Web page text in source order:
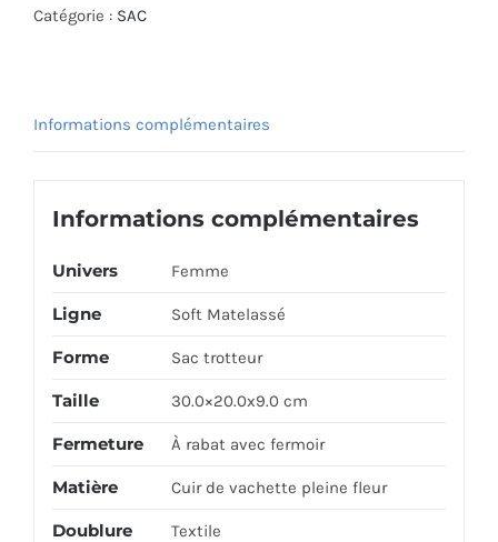
SAC
Catégorie : SAC
Informations complémentaires
Informations complémentaires
Univers Femme
Ligne Soft Matelassé
Forme Sac trotteur
Taille 30.0×20.0x9.0 cm
Fermeture À rabat avec fermoir
Matière Cuir de vachette pleine fleur
Doublure Textile